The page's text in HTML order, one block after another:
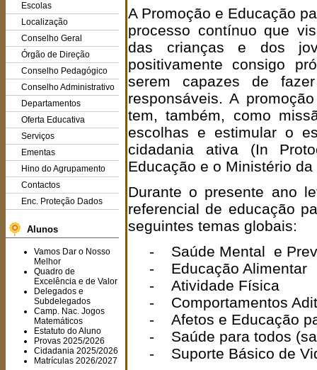
Escolas
Localização
Conselho Geral
Órgão de Direção
Conselho Pedagógico
Conselho Administrativo
Departamentos
Oferta Educativa
Serviços
Ementas
Hino do Agrupamento
Contactos
Enc. Proteção Dados
Alunos
Vamos Dar o Nosso
Melhor
Quadro de
Excelência e de Valor
Delegados e
Subdelegados
Camp. Nac. Jogos
Matemáticos
Estatuto do Aluno
Provas 2025/2026
Cidadania 2025/2026
Matrículas 2026/2027
A Promoção e Educação
processo contínuo que
das crianças e dos
positivamente consigo
serem capazes de
responsáveis. A
tem, também, como
escolhas e estimular o
cidadania ativa (In
Educação e o Ministério
Durante o presente ano
referencial de educação
seguintes temas globais:
- Saúde Mental e
- Educação Alimentar
- Atividade Física
- Comportamentos
- Afetos e Educação
- Saúde para todos
- Suporte Básico de